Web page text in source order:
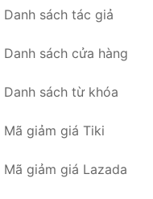
Danh sách tác giả
Danh sách cửa hàng
Danh sách từ khóa
Mã giảm giá Tiki
Mã giảm giá Lazada